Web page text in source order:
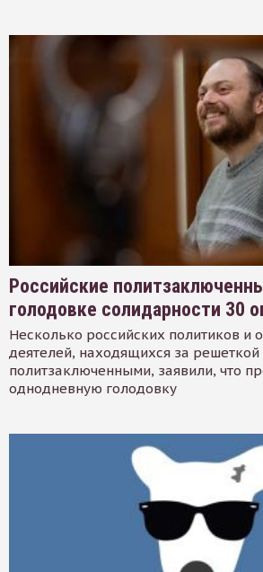
Российские
голодовке солидарности 30
Несколько российских политиков и
деятелей, находящихся за
политзаключенными, заявили, что
однодневную голодовку